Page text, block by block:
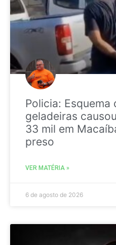
Policia:
geladeiras
33 mil em
preso
VER MATÉRIA »
6 de agosto de 2026